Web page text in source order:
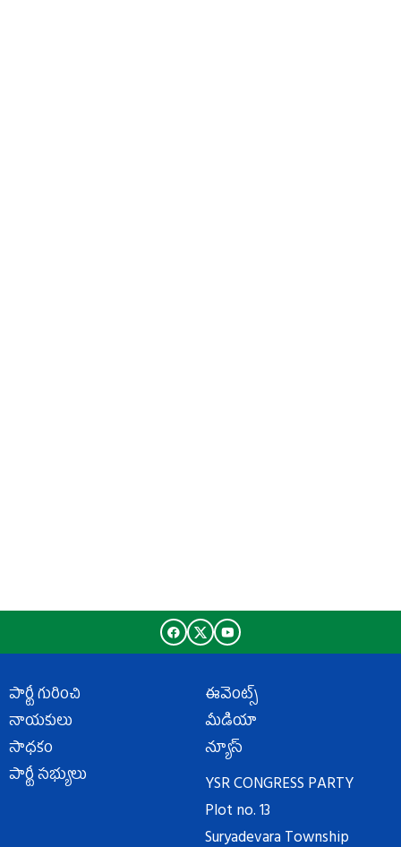
పార్టీ గురించి
నాయకులు
సాధకం
పార్టీ సభ్యులు
ఈవెంట్స్
మీడియా
న్యూస్
YSR CONGRESS PARTY
Plot no. 13
Suryadevara Township